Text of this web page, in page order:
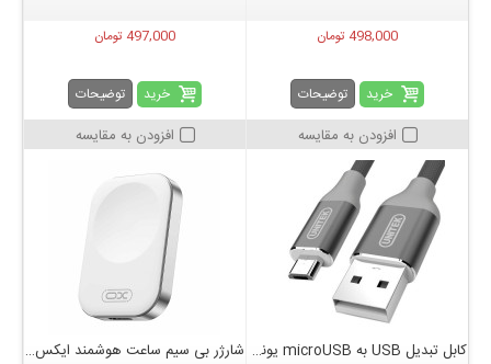
498,000 تومان
خرید توضیحات
افزودن به مقایسه
497,000 تومان
خرید توضیحات
افزودن به مقایسه
کابل تبدیل USB به microUSB یونیتک مدل Y-C4026AGY طول 1 متر شارژر بی سیم ساعت هوشمند ایکس او مدل cx021